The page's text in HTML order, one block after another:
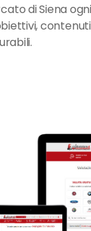
di Siena ogni